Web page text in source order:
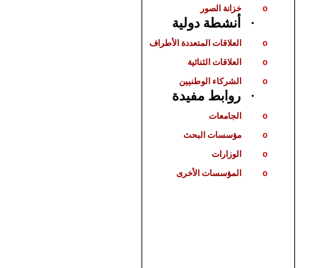
o خزانة الصور
· أنشطة دولية
o العلاقات المتعددة الأطراف
o العلاقات الثنائية
o الشركاء الوطنيين
· روابط مفيدة
o الجامعات
o مؤسسات البحث
o الوزارات
o المؤسسات الأخرى